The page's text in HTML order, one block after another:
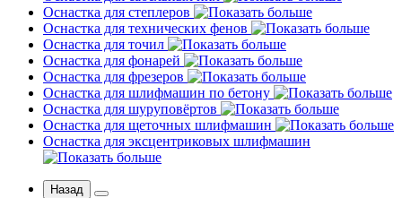
Оснастка для степлеров
Оснастка для технических фенов
Оснастка для точил
Оснастка для фонарей
Оснастка для фрезеров
Оснастка для шлифмашин по бетону
Оснастка для шуруповёртов
Оснастка для щеточных шлифмашин
Оснастка для эксцентриковых шлифмашин
Назад